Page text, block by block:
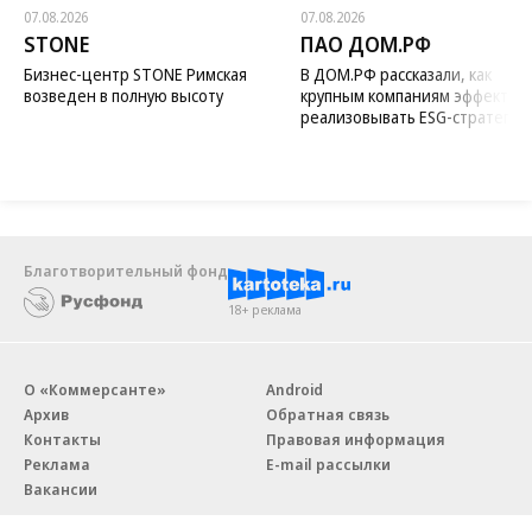
07.08.2026
STONE
Бизнес-центр STONE Римская
возведен в полную высоту
07.08.2026
ПАО ДОМ.РФ
В ДОМ.РФ рассказали, как
крупным компаниям
реализовывать ESG-стратегию
Благотворительный фонд
18+ реклама
О «Коммерсанте»
Архив
Контакты
Реклама
Вакансии
Android
Обратная связь
Правовая информация
E-mail рассылки